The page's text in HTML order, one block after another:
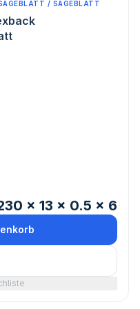
/ SÄGEBLATT
x 13 x 0.5 x 6